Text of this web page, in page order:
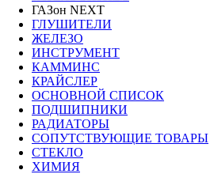
ГАЗон NEXT
ГЛУШИТЕЛИ
ЖЕЛЕЗО
ИНСТРУМЕНТ
КАММИНС
КРАЙСЛЕР
ОСНОВНОЙ СПИСОК
ПОДШИПНИКИ
РАДИАТОРЫ
СОПУТСТВУЮЩИЕ ТОВАРЫ
СТЕКЛО
ХИМИЯ